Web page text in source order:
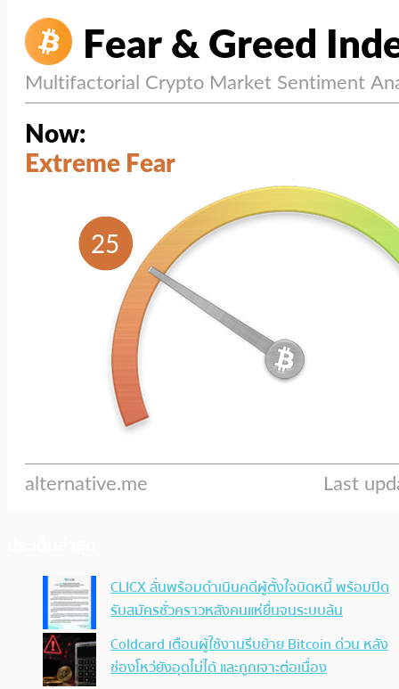
CLICX ลั่นพร้อมดำเนินคดีผู้ตั้งใจบิดหนี้ พร้อมปิด
รับสมัครชั่วคราวหลังคนแห่ยื่นจนระบบล้น
Coldcard เตือนผู้ใช้งานรีบย้าย Bitcoin ด่วน หลัง
ช่องโหว่ยังอุดไม่ได้ และถูกเจาะต่อเนื่อง